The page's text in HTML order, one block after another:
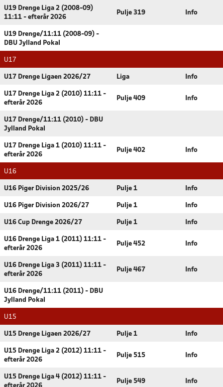
U19 Drenge Liga 2 (2008-09)
11:11 - efterår 2026
Pulje 319 Info
U19 Drenge/11:11 (2008-09) -
DBU Jylland Pokal
U17
U17 Drenge Ligaen 2026/27 Liga Info
U17 Drenge Liga 2 (2010) 11:11 -
efterår 2026
Pulje 409 Info
U17 Drenge/11:11 (2010) - DBU
Jylland Pokal
U17 Drenge Liga 1 (2010) 11:11 -
efterår 2026
Pulje 402 Info
U16
U16 Piger Division 2025/26 Pulje 1 Info
U16 Piger Division 2026/27 Pulje 1 Info
U16 Cup Drenge 2026/27 Pulje 1 Info
U16 Drenge Liga 1 (2011) 11:11 -
efterår 2026
Pulje 452 Info
U16 Drenge Liga 3 (2011) 11:11 -
efterår 2026
Pulje 467 Info
U16 Drenge/11:11 (2011) - DBU
Jylland Pokal
U15
U15 Drenge Ligaen 2026/27 Pulje 1 Info
U15 Drenge Liga 2 (2012) 11:11 -
efterår 2026
Pulje 515 Info
U15 Drenge Liga 4 (2012) 11:11 -
Pulje 549 Info